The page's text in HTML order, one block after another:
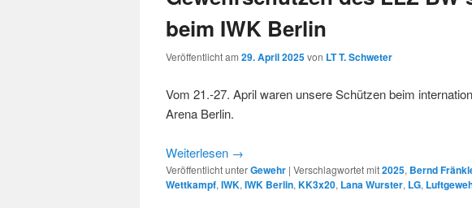
beim IWK Berlin
Veröffentlicht am 29. April 2025von LT T. Schweter
Vom 21.-27. April waren unsere Schützen beim
Arena Berlin.
Weiterlesen →
Veröffentlicht unterGewehr | Verschlagwortet mit2025, Bernd
Wettkampf, IWK, IWK Berlin, KK3x20, Lana Wurster, LG,